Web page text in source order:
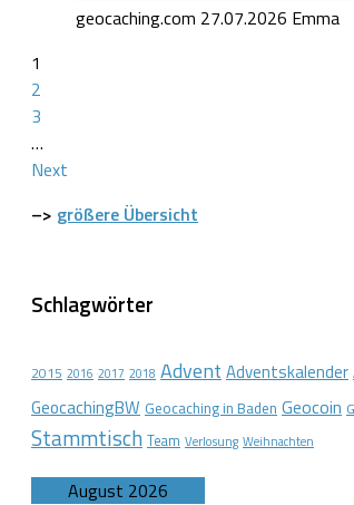
geocaching.com 27.07.2026 Emma
1
2
3
…
Next
–> größere Übersicht
Schlagwörter
2015 2016 2017 2018 Advent Adventskalender
GeocachingBW Geocaching in Baden Geocoin
Stammtisch Team Verlosung Weihnachten
August 2026